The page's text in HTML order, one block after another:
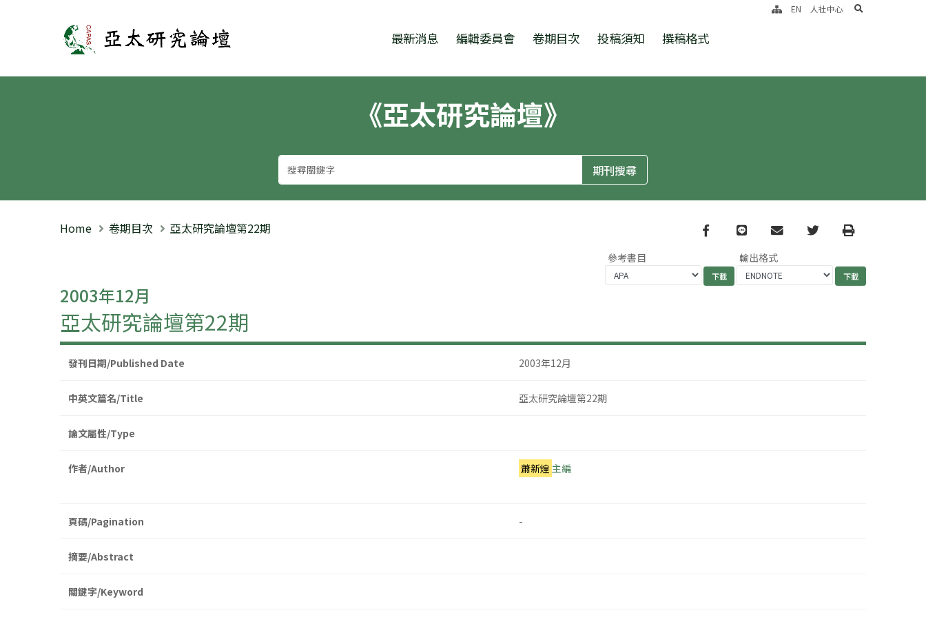
亞太研究論壇 最新消息 編輯委員會 卷期目次 投稿須知 撰稿格式
EN 人社中心 search
《亞太研究論壇》
Home 卷期目次 亞太研究論壇第22期 Facebook
line email TwitterPrint
參考書目 輸出格式
2003年12月
亞太研究論壇第22期
發刊日期/Published Date 2003年12月
中英文篇名/Title 亞太研究論壇第22期
論文屬性/Type
作者/Author 蕭新煌 主編
頁碼/Pagination -
摘要/Abstract
關鍵字/Keyword